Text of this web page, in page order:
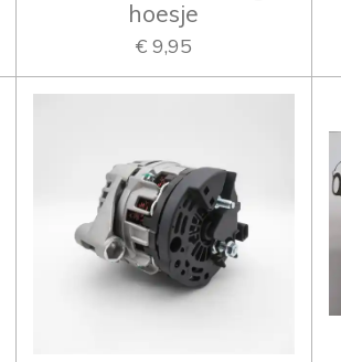
hoesje
€ 9,95